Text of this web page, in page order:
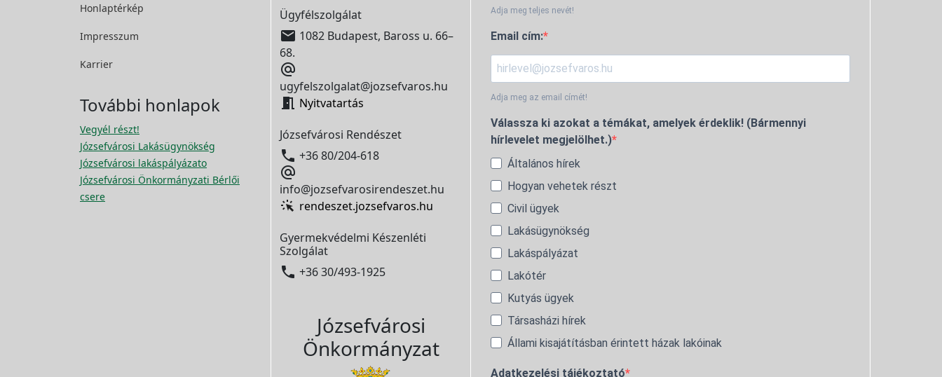
Honlaptérkép
Impresszum
Karrier
További honlapok
Vegyél részt!
Józsefvárosi Lakásügynökség
Józsefvárosi lakáspályázato
Józsefvárosi Önkormányzati Bérlői
csere
Ügyfélszolgálat
 1082 Budapest, Baross u. 66–
68.

ugyfelszolgalat@jozsefvaros.hu
 Nyitvatartás
Józsefvárosi Rendészet
 +36 80/204-618

info@jozsefvarosirendeszet.hu
rendeszet.jozsefvaros.hu
Gyermekvédelmi Készenléti
Szolgálat
 +36 30/493-1925
Józsefvárosi
Önkormányzat
Adja meg teljes nevét!
Email cím:
Adja meg az email címét!
Válassza ki azokat a témákat, amelyek érdeklik! (Bármennyi
hírlevelet megjelölhet.)
Általános hírek
Hogyan vehetek részt
Civil ügyek
Lakásügynökség
Lakáspályázat
Lakótér
Kutyás ügyek
Társasházi hírek
Állami kisajátításban érintett házak lakóinak
Adatkezelési tájékoztató